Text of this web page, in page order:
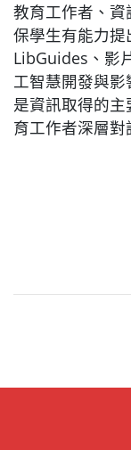
教育工作者、
保學生有能力
LibGuides、影
工智慧開發與
是資訊取得的
育工作者深層對